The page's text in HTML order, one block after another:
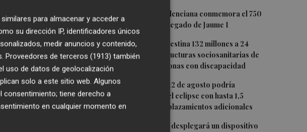
1 La Biblioteca Valenciana conmemora el 750
aniversario del legado de Jaume I
2La Generalitat destina 132 millones a 24
nuevas infraestructuras sociosanitarias de
mayores y personas con discapacidad
3La movilidad el 12 de agosto podría
duplicarse por el eclipse con hasta 1,5
millones de desplazamientos adicionales
La Guardia Civil desplegará un dispositivo
de 2013-, zona
en el corto plazo.
no cambiaremosa
para almacenar y acceder a
su dirección IP, identificadores únicos
medir anuncios y contenido,
Proveedores de terceros (1913) también
uso de datos de geolocalización
solo a este sitio web. Algunos
consentimiento; tiene derecho a
en cualquier momento en